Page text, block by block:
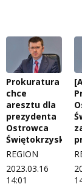
Prokuratura
chce
aresztu dla
prezydenta
Ostrowca
REGION
2023.03.16
14:01